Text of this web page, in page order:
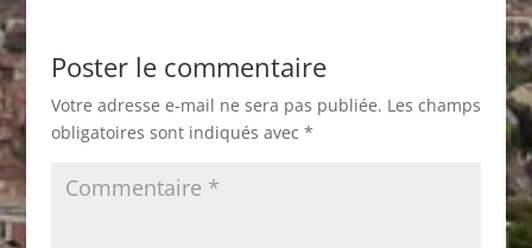
Poster le commentaire
Votre adresse e-mail ne sera pas publiée. Les champs
obligatoires sont indiqués avec *